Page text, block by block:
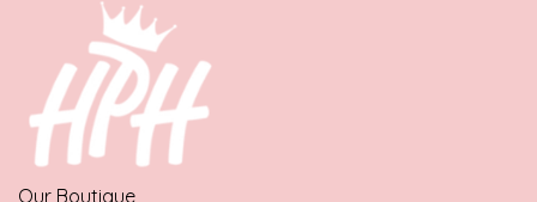
Our Boutique